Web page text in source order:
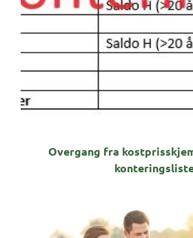
Overgang fra